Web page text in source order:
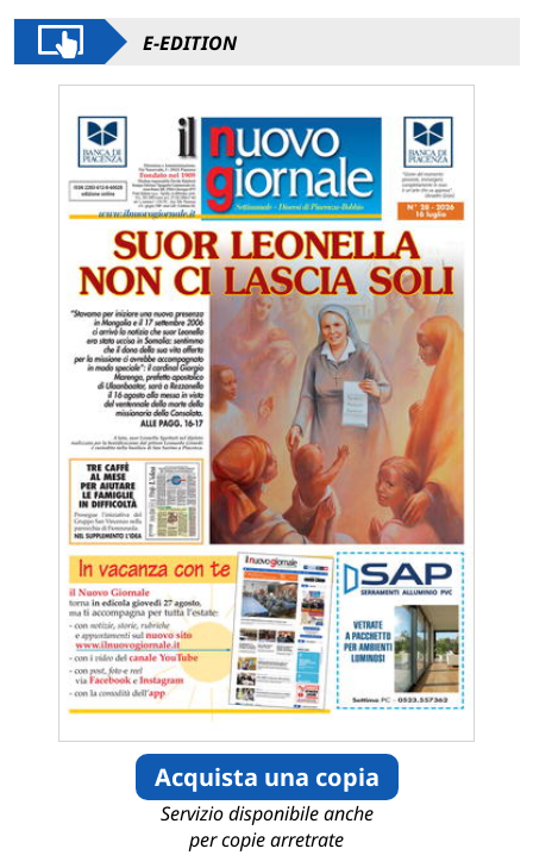
E-EDITION
Acquista una copia
Servizio disponibile anche
per copie arretrate